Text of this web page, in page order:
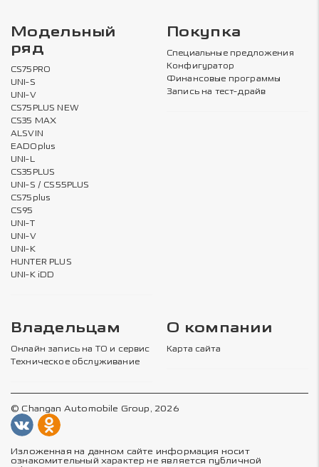
Модельный
ряд
CS75PRO
UNI-S
UNI-V
CS75PLUS NEW
CS35 MAX
ALSVIN
EADOplus
UNI-L
CS35PLUS
UNI-S / CS55PLUS
CS75plus
CS95
UNI-T
UNI-V
UNI-K
HUNTER PLUS
UNI-K iDD
Покупка
Специальные предложения
Конфигуратор
Финансовые программы
Запись на тест-драйв
Владельцам
Онлайн запись на ТО и сервис
Техническое обслуживание
О компании
Карта сайта
© Changan Automobile Group, 2026
Изложенная на данном сайте информация носит
ознакомительный характер не является публичной